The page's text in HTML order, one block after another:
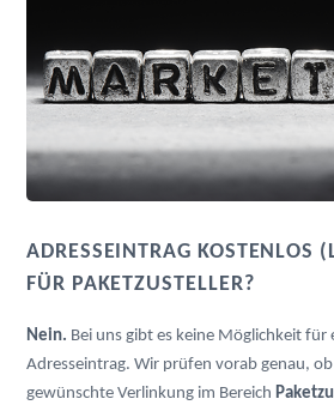
ADRESSEINTRAG KOSTENLOS
FÜR PAKETZUSTELLER?
Nein. Bei uns gibt es keine Möglichkeit für
Adresseintrag. Wir prüfen vorab genau,
gewünschte Verlinkung im Bereich